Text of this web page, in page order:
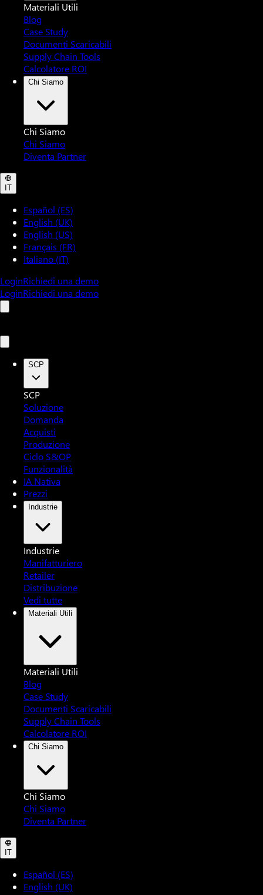
Materiali Utili
Blog
Case Study
Documenti Scaricabili
Supply Chain Tools
Calcolatore ROI
Chi Siamo
Chi Siamo
Chi Siamo
Diventa Partner
IT
Español (ES)
English (UK)
English (US)
Français (FR)
Italiano (IT)
LoginRichiedi una demo
LoginRichiedi una demo
SCP
SCP
Soluzione
Domanda
Acquisti
Produzione
Ciclo S&OP
Funzionalità
IA Nativa
Prezzi
Industrie
Industrie
Manifatturiero
Retailer
Distribuzione
Vedi tutte
Materiali Utili
Materiali Utili
Blog
Case Study
Documenti Scaricabili
Supply Chain Tools
Calcolatore ROI
Chi Siamo
Chi Siamo
Chi Siamo
Diventa Partner
IT
Español (ES)
English (UK)